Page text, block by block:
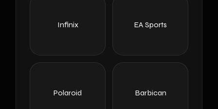
EA Sports
Infinix
Barbican
Polaroid